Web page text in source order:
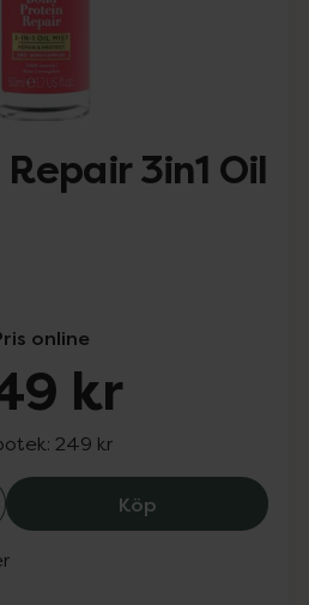
3in1 Oil
online
kr
249 kr
KöpOGX Bond